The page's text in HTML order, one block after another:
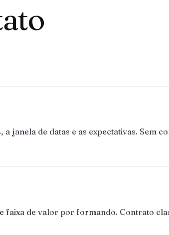
janela de datas e as expectativas. Sem
faixa de valor por formando. Contrato